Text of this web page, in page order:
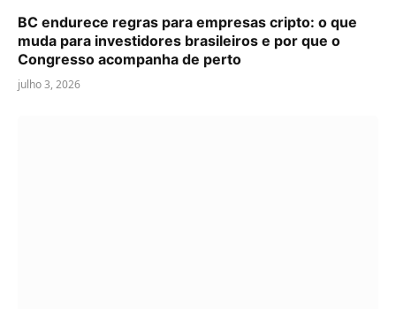
BC endurece regras para empresas cripto: o que
muda para investidores brasileiros e por que o
Congresso acompanha de perto
julho 3, 2026